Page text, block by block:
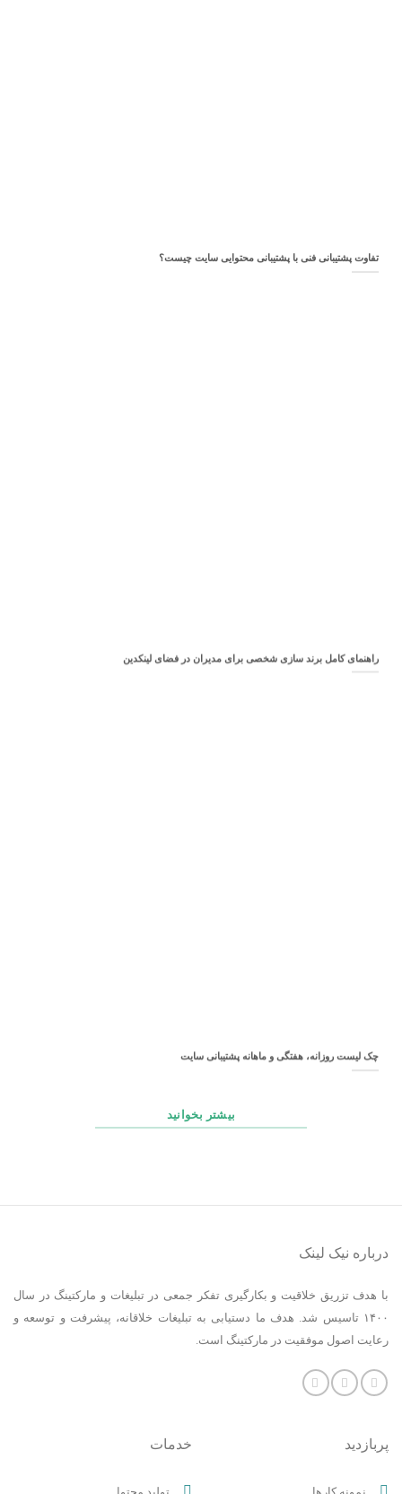
تفاوت پشتیبانی فنی با پشتیبانی محتوایی سایت چیست؟
راهنمای کامل برند سازی شخصی برای مدیران در فضای لینکدین
بیشتر بخوانید
درباره نیک لینک
با هدف تزریق خلاقیت و بکارگیری تفکر جمعی در تبلیغات و مارکتینگ در سال
۱۴۰۰ تاسیس شد. هدف ما دستیابی به تبلیغات خلاقانه، پیشرفت و توسعه و
رعایت اصول موفقیت در مارکتینگ است.
پربازدید خدمات